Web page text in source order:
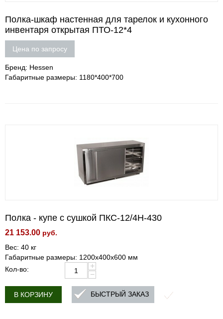
Полка-шкаф настенная для тарелок и кухонного
инвентаря открытая ПТО-12*4
Цена по запросу
Бренд: Hessen
Габаритные размеры: 1180*400*700
Полка - купе с сушкой ПКС-12/4Н-430
21 153.00 руб.
Вес: 40 кг
Габаритные размеры: 1200х400х600 мм
Кол-во:
+
−
В КОРЗИНУ БЫСТРЫЙ ЗАКАЗ